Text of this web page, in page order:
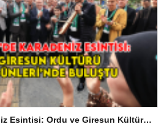
Arnavutköy’de Karadeniz Esintisi: Ordu ve Giresun Kültürü Memleket Günleri’nde Buluştu